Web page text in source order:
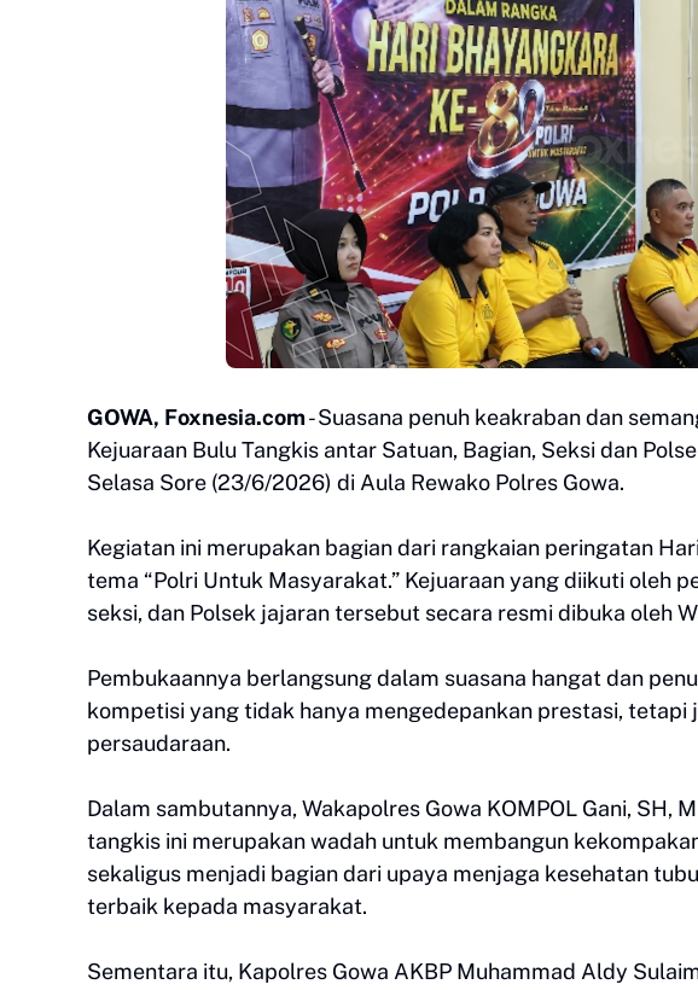
GOWA, Foxnesia.com- Suasana penuh keakraban dan
Kejuaraan Bulu Tangkis antar Satuan, Bagian, Seksi dan
Selasa Sore (23/6/2026) di Aula Rewako Polres Gowa.
Kegiatan ini merupakan bagian dari rangkaian peringatan
tema “Polri Untuk Masyarakat.” Kejuaraan yang diikuti oleh
seksi, dan Polsek jajaran tersebut secara resmi dibuka oleh
Pembukaannya berlangsung dalam suasana hangat dan
kompetisi yang tidak hanya mengedepankan prestasi,
persaudaraan.
Dalam sambutannya, Wakapolres Gowa KOMPOL Gani, SH,
tangkis ini merupakan wadah untuk membangun
sekaligus menjadi bagian dari upaya menjaga kesehatan
terbaik kepada masyarakat.
Sementara itu, Kapolres Gowa AKBP Muhammad Aldy